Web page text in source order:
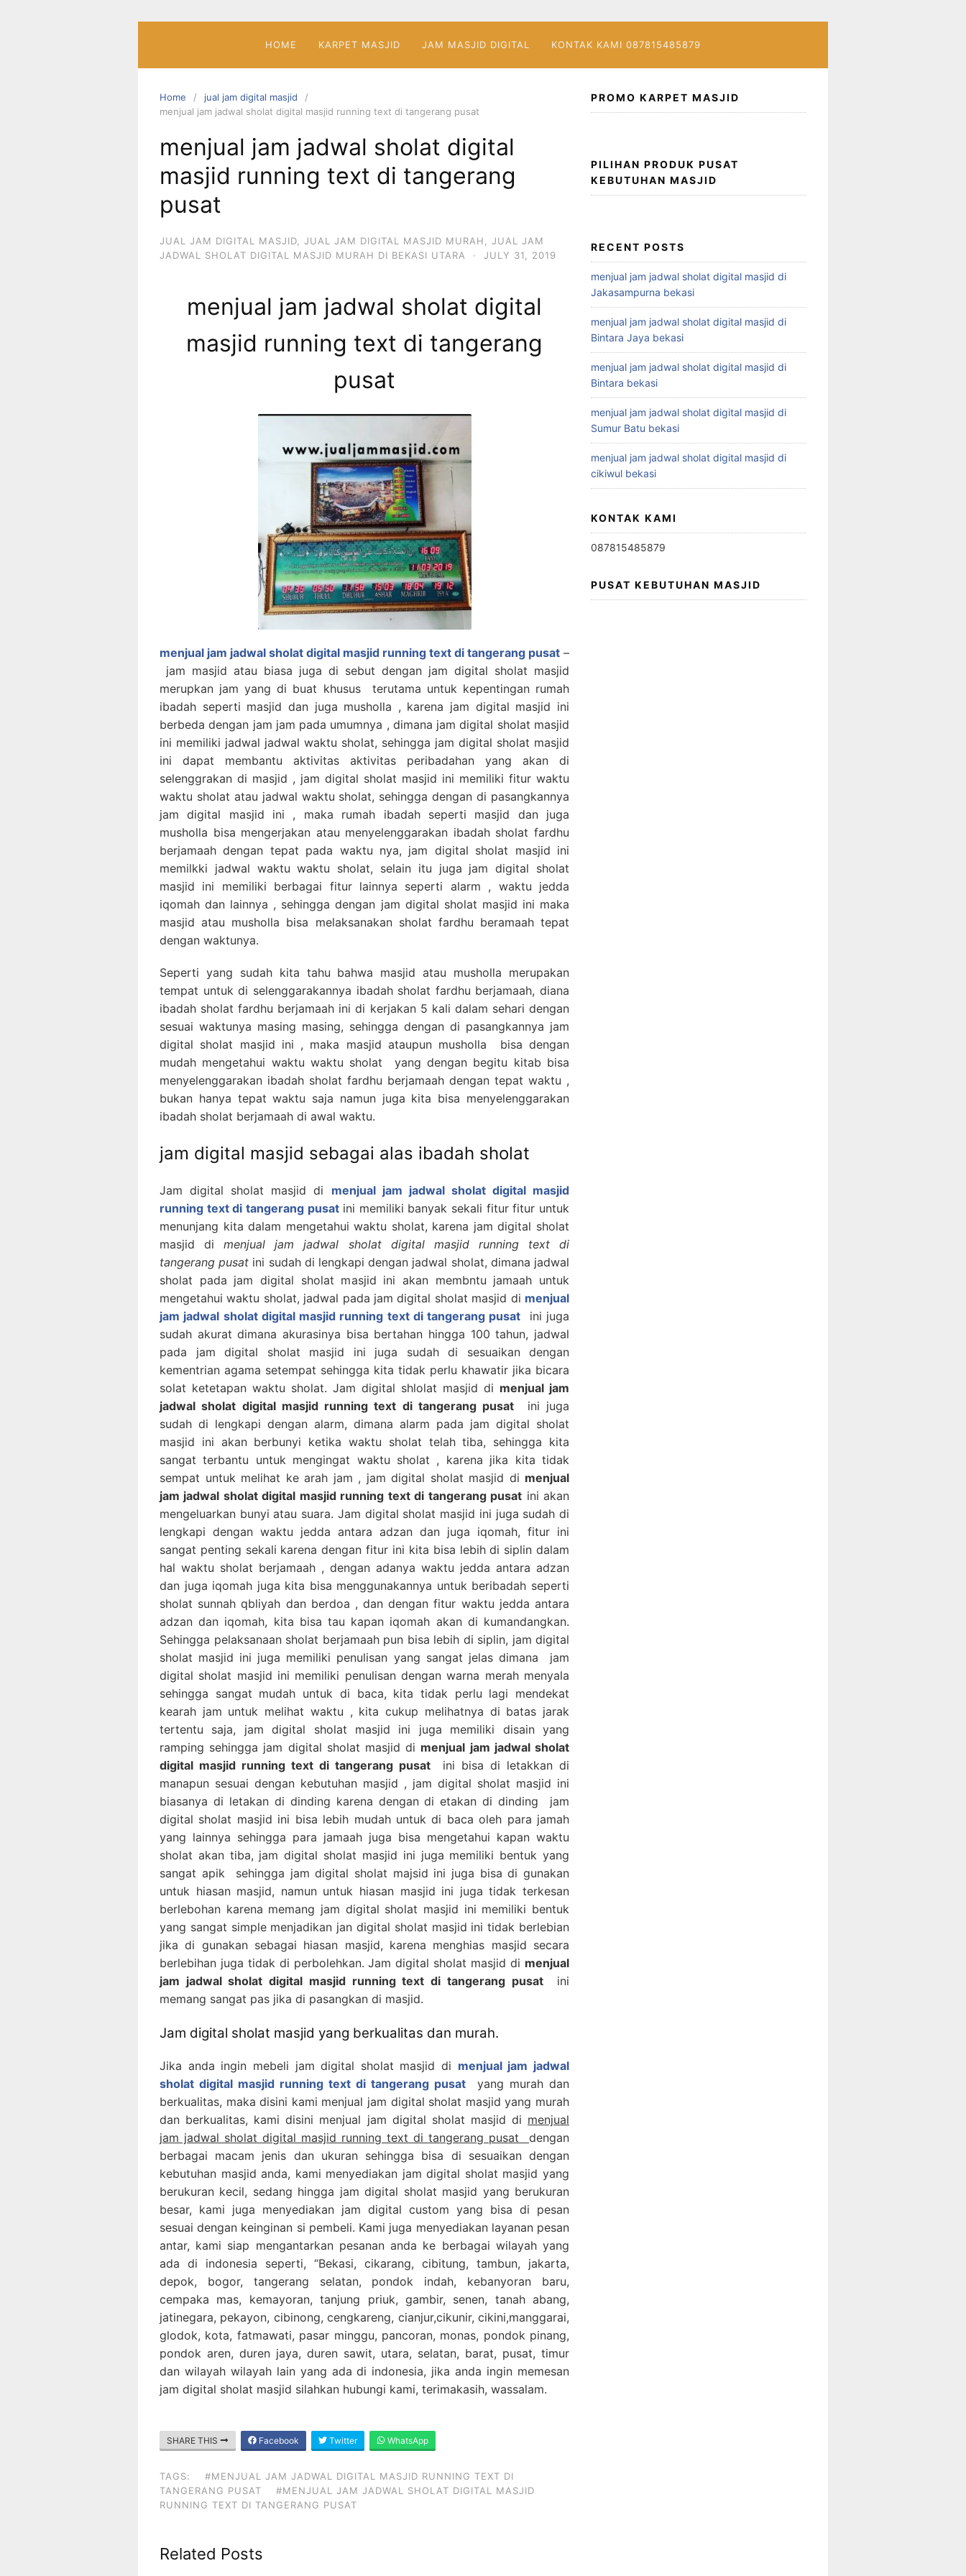
HOME KARPET MASJID JAM MASJID DIGITAL KONTAK KAMI 087815485879
Home
jual jam digital masjid
menjual jam jadwal sholat digital masjid running text di tangerang pusat
menjual jam jadwal sholat digital
masjid running text di tangerang
pusat
JUAL JAM DIGITAL MASJID JUAL JAM DIGITAL MASJID MURAH
JUAL JAM
JADWAL SHOLAT DIGITAL MASJID MURAH DI BEKASI UTARA
· JULY 31, 2019
menjual jam jadwal sholat digital
masjid running text di tangerang
pusat
menjual jam jadwal sholat digital masjid running text di tangerang pusat –
jam masjid atau biasa juga di sebut dengan jam digital sholat masjid
merupkan jam yang di buat khusus terutama untuk kepentingan rumah
ibadah seperti masjid dan juga musholla , karena jam digital masjid ini
berbeda dengan jam jam pada umumnya , dimana jam digital sholat masjid
ini memiliki jadwal jadwal waktu sholat, sehingga jam digital sholat masjid
ini dapat membantu aktivitas aktivitas peribadahan yang akan di
selenggrakan di masjid , jam digital sholat masjid ini memiliki fitur waktu
waktu sholat atau jadwal waktu sholat, sehingga dengan di pasangkannya
jam digital masjid ini , maka rumah ibadah seperti masjid dan juga
musholla bisa mengerjakan atau menyelenggarakan ibadah sholat fardhu
berjamaah dengan tepat pada waktu nya, jam digital sholat masjid ini
memilkki jadwal waktu waktu sholat, selain itu juga jam digital sholat
masjid ini memiliki berbagai fitur lainnya seperti alarm , waktu jedda
iqomah dan lainnya , sehingga dengan jam digital sholat masjid ini maka
masjid atau musholla bisa melaksanakan sholat fardhu beramaah tepat
dengan waktunya.
Seperti yang sudah kita tahu bahwa masjid atau musholla merupakan
tempat untuk di selenggarakannya ibadah sholat fardhu berjamaah, diana
ibadah sholat fardhu berjamaah ini di kerjakan 5 kali dalam sehari dengan
sesuai waktunya masing masing, sehingga dengan di pasangkannya jam
digital sholat masjid ini , maka masjid ataupun musholla bisa dengan
mudah mengetahui waktu waktu sholat yang dengan begitu kitab bisa
menyelenggarakan ibadah sholat fardhu berjamaah dengan tepat waktu ,
bukan hanya tepat waktu saja namun juga kita bisa menyelenggarakan
ibadah sholat berjamaah di awal waktu.
jam digital masjid sebagai alas ibadah sholat
Jam digital sholat masjid di
menjual jam jadwal sholat digital masjid
running text di tangerang pusatini memiliki banyak sekali fitur fitur untuk
menunjang kita dalam mengetahui waktu sholat, karena jam digital sholat
masjid dimenjual jam jadwal sholat digital masjid running text di
tangerang pusat ini sudah di lengkapi dengan jadwal sholat, dimana jadwal
sholat pada jam digital sholat masjid ini akan membntu jamaah untuk
mengetahui waktu sholat, jadwal pada jam digital sholat masjid di menjual
jam jadwal sholat digital masjid running text di tangerang pusat
ini juga
sudah akurat dimana akurasinya bisa bertahan hingga 100 tahun, jadwal
pada jam digital sholat masjid ini juga sudah di sesuaikan dengan
kementrian agama setempat sehingga kita tidak perlu khawatir jika bicara
solat ketetapan waktu sholat. Jam digital shlolat masjid di menjual jam
jadwal sholat digital masjid running text di tangerang pusat ini juga
sudah di lengkapi dengan alarm, dimana alarm pada jam digital sholat
masjid ini akan berbunyi ketika waktu sholat telah tiba, sehingga kita
sangat terbantu untuk mengingat waktu sholat , karena jika kita tidak
sempat untuk melihat ke arah jam , jam digital sholat masjid di menjual
jam jadwal sholat digital masjid running text di tangerang pusat ini akan
mengeluarkan bunyi atau suara. Jam digital sholat masjid ini juga sudah di
lengkapi dengan waktu jedda antara adzan dan juga iqomah, fitur ini
sangat penting sekali karena dengan fitur ini kita bisa lebih di siplin dalam
hal waktu sholat berjamaah , dengan adanya waktu jedda antara adzan
dan juga iqomah juga kita bisa menggunakannya untuk beribadah seperti
sholat sunnah qbliyah dan berdoa , dan dengan fitur waktu jedda antara
adzan dan iqomah, kita bisa tau kapan iqomah akan di kumandangkan.
Sehingga pelaksanaan sholat berjamaah pun bisa lebih di siplin, jam digital
sholat masjid ini juga memiliki penulisan yang sangat jelas dimana jam
digital sholat masjid ini memiliki penulisan dengan warna merah menyala
sehingga sangat mudah untuk di baca, kita tidak perlu lagi mendekat
kearah jam untuk melihat waktu , kita cukup melihatnya di batas jarak
tertentu saja, jam digital sholat masjid ini juga memiliki disain yang
ramping sehingga jam digital sholat masjid di menjual jam jadwal sholat
digital masjid running text di tangerang pusatini bisa di letakkan di
manapun sesuai dengan kebutuhan masjid , jam digital sholat masjid ini
biasanya di letakan di dinding karena dengan di etakan di dinding jam
digital sholat masjid ini bisa lebih mudah untuk di baca oleh para jamah
yang lainnya sehingga para jamaah juga bisa mengetahui kapan waktu
sholat akan tiba, jam digital sholat masjid ini juga memiliki bentuk yang
sangat apik sehingga jam digital sholat majsid ini juga bisa di gunakan
untuk hiasan masjid, namun untuk hiasan masjid ini juga tidak terkesan
berlebohan karena memang jam digital sholat masjid ini memiliki bentuk
yang sangat simple menjadikan jan digital sholat masjid ini tidak berlebian
jika di gunakan sebagai hiasan masjid, karena menghias masjid secara
berlebihan juga tidak di perbolehkan. Jam digital sholat masjid di menjual
jam jadwal sholat digital masjid running text di tangerang pusatini
memang sangat pas jika di pasangkan di masjid.
Jam digital sholat masjid yang berkualitas dan murah.
Jika anda ingin mebeli jam digital sholat masjid di menjual jam jadwal
sholat digital masjid running text di tangerang pusat yang murah dan
berkualitas, maka disini kami menjual jam digital sholat masjid yang murah
dan berkualitas, kami disini menjual jam digital sholat masjid di menjual
jam jadwal sholat digital masjid running text di tangerang pusat
dengan
berbagai macam jenis dan ukuran sehingga bisa di sesuaikan dengan
kebutuhan masjid anda, kami menyediakan jam digital sholat masjid yang
berukuran kecil, sedang hingga jam digital sholat masjid yang berukuran
besar, kami juga menyediakan jam digital custom yang bisa di pesan
sesuai dengan keinginan si pembeli. Kami juga menyediakan layanan pesan
antar, kami siap mengantarkan pesanan anda ke berbagai wilayah yang
ada di indonesia seperti, “Bekasi, cikarang, cibitung, tambun, jakarta,
depok, bogor, tangerang selatan, pondok indah, kebanyoran baru,
cempaka mas, kemayoran, tanjung priuk, gambir, senen, tanah abang,
jatinegara, pekayon, cibinong, cengkareng, cianjur,cikunir, cikini,manggarai,
glodok, kota, fatmawati, pasar minggu, pancoran, monas, pondok pinang,
pondok aren, duren jaya, duren sawit, utara, selatan, barat, pusat, timur
dan wilayah wilayah lain yang ada di indonesia, jika anda ingin memesan
jam digital sholat masjid silahkan hubungi kami, terimakasih, wassalam.
SHARE THIS Facebook Twitter WhatsApp
TAGS:
#MENJUAL JAM JADWAL DIGITAL MASJID RUNNING TEXT DI
TANGERANG PUSAT
#MENJUAL JAM JADWAL SHOLAT DIGITAL MASJID
RUNNING TEXT DI TANGERANG PUSAT
Related Posts
PROMO KARPET MASJID
PILIHAN PRODUK PUSAT
KEBUTUHAN MASJID
RECENT POSTS
menjual jam jadwal sholat digital masjid di
Jakasampurna bekasi
menjual jam jadwal sholat digital masjid di
Bintara Jaya bekasi
menjual jam jadwal sholat digital masjid di
Bintara bekasi
menjual jam jadwal sholat digital masjid di
Sumur Batu bekasi
menjual jam jadwal sholat digital masjid di
cikiwul bekasi
KONTAK KAMI
087815485879
PUSAT KEBUTUHAN MASJID